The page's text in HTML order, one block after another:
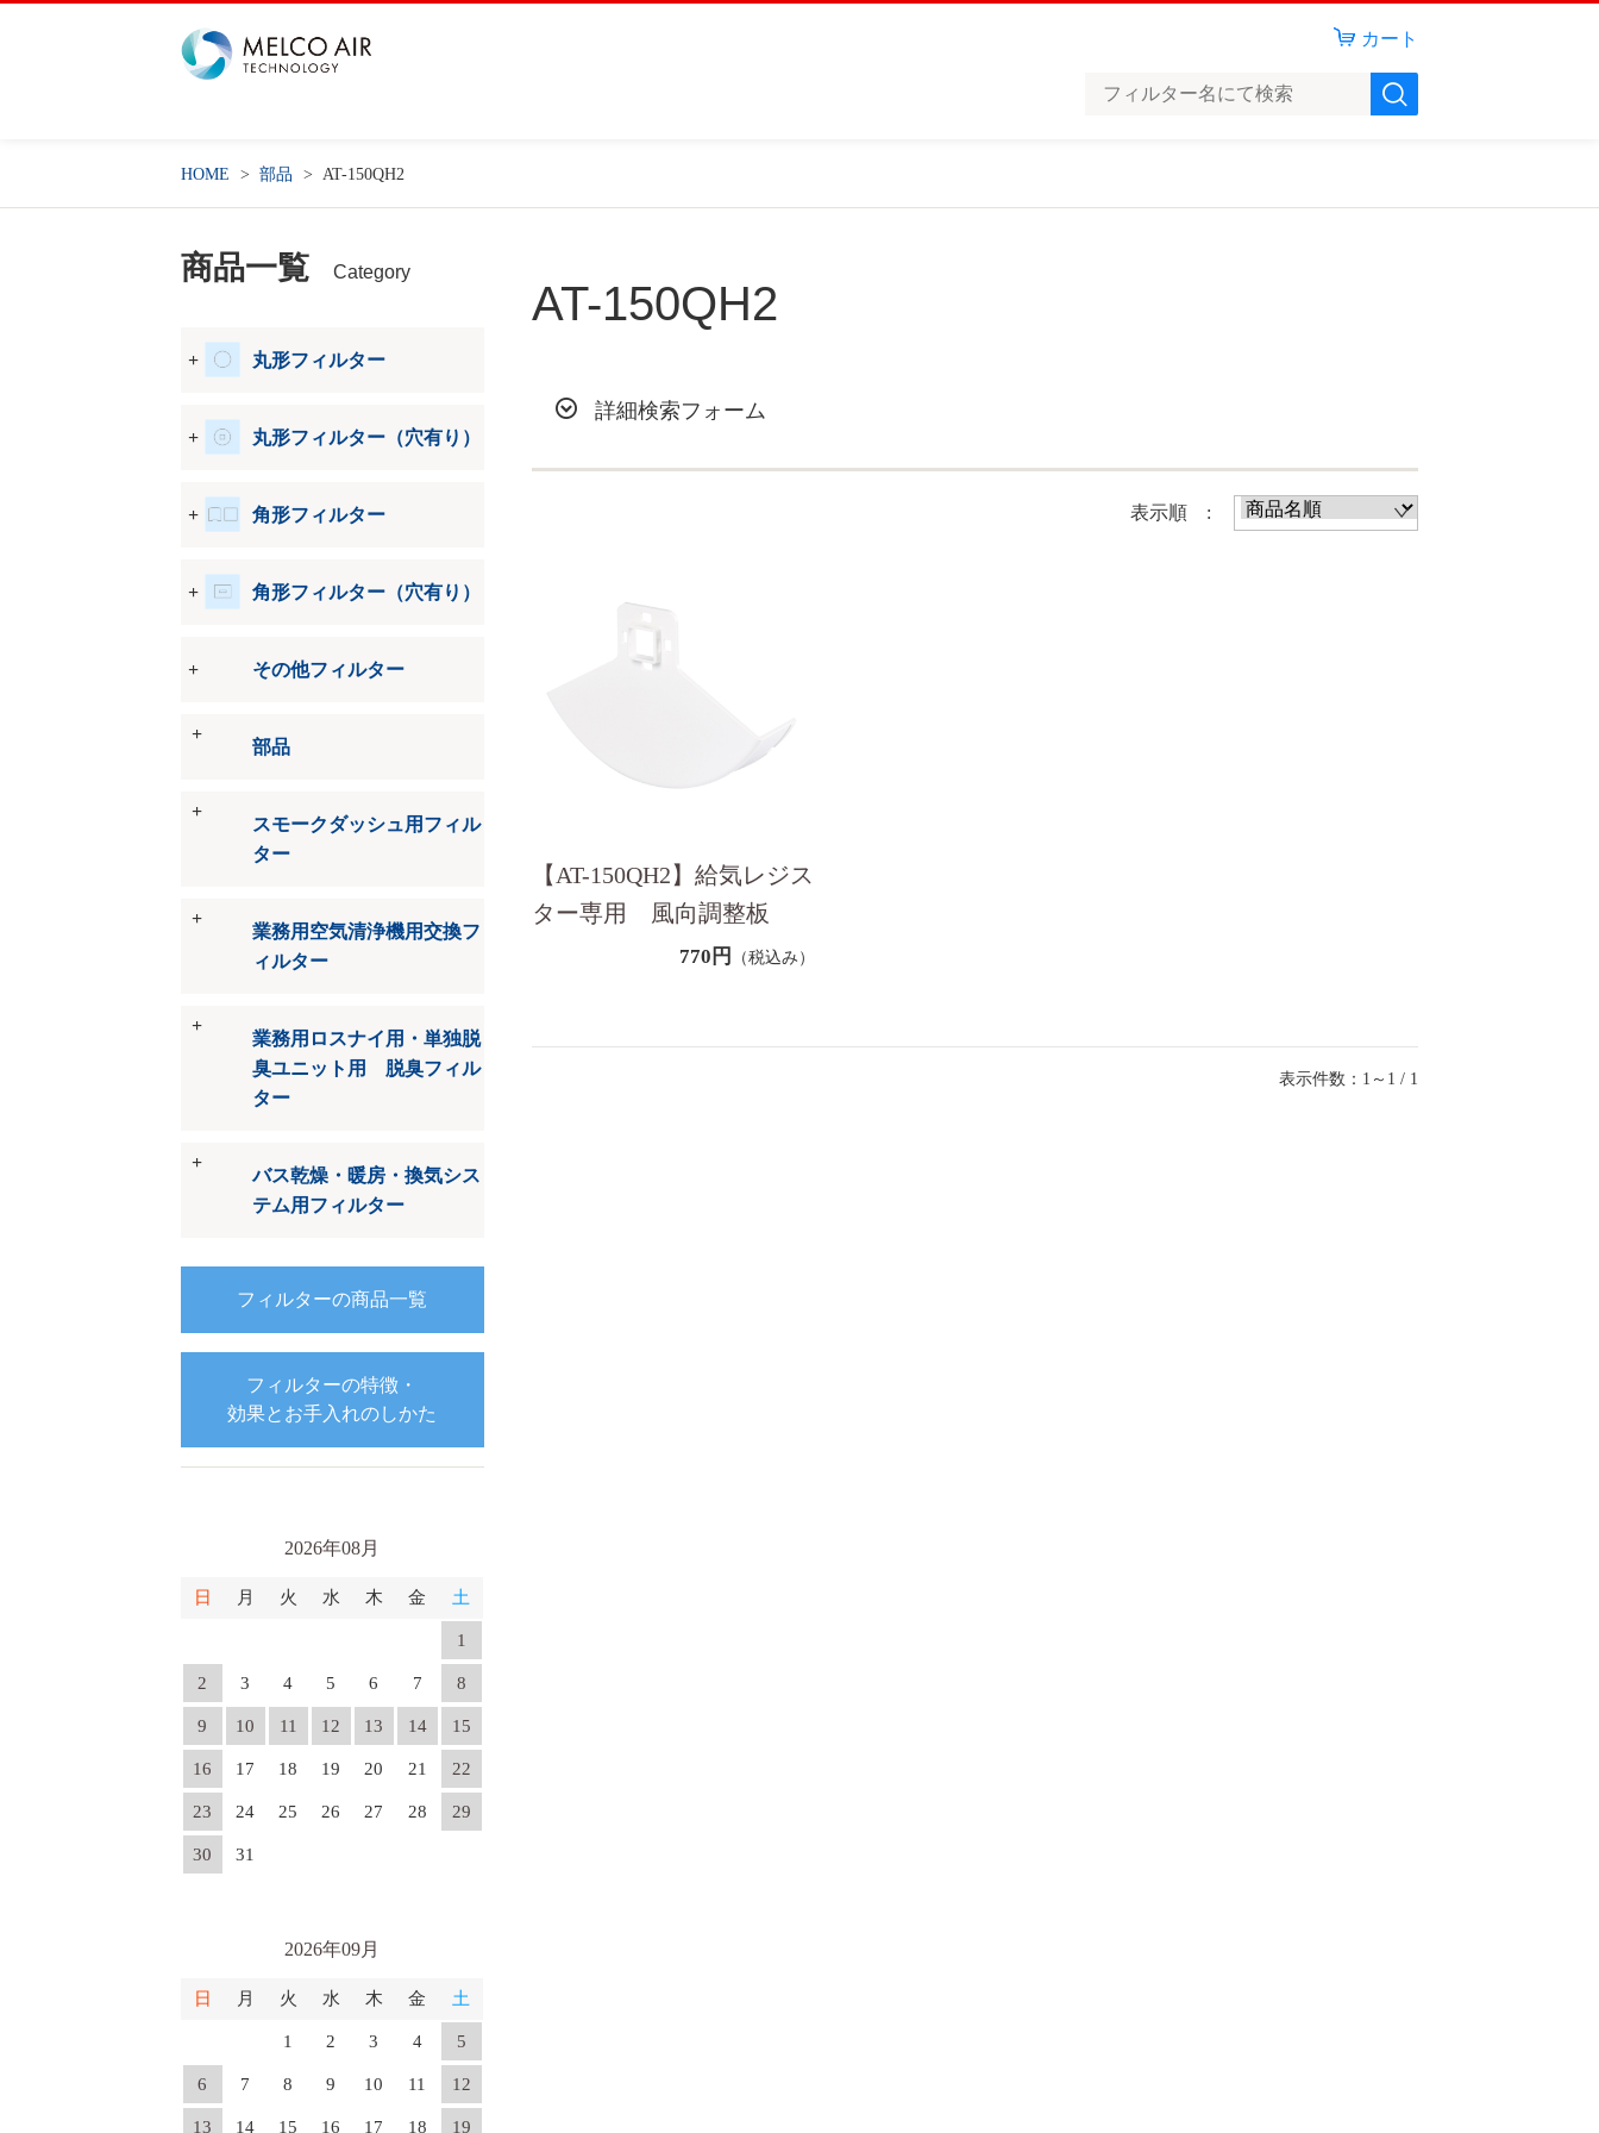
カート
HOME 部品 AT-150QH2
AT-150QH2
詳細検索フォーム
表示順 :
【AT-150QH2】給気レジス
ター専用 風向調整板
770円 （税込み）
表示件数：1～1 / 1
商品一覧 Category
丸形フィルター
丸形フィルター（穴有り）
角形フィルター
角形フィルター（穴有り）
その他フィルター
部品
スモークダッシュ用フィル
ター
業務用空気清浄機用交換フ
ィルター
業務用ロスナイ用・単独脱
臭ユニット用 脱臭フィル
ター
バス乾燥・暖房・換気シス
テム用フィルター
フィルターの商品一覧
フィルターの特徴・
効果とお手入れのしかた
2026年08月
日 月 火 水 木 金 土
1
2 3 4 5 6 7 8
9 10 11 12 13 14 15
16 17 18 19 20 21 22
23 24 25 26 27 28 29
30 31
2026年09月
日 月 火 水 木 金 土
1 2 3 4 5
6 7 8 9 10 11 12
13 14 15 16 17 18 19